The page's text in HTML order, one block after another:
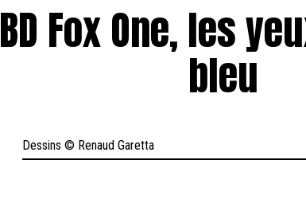
BD Fox One, les
bleu
Dessins © Renaud Garetta